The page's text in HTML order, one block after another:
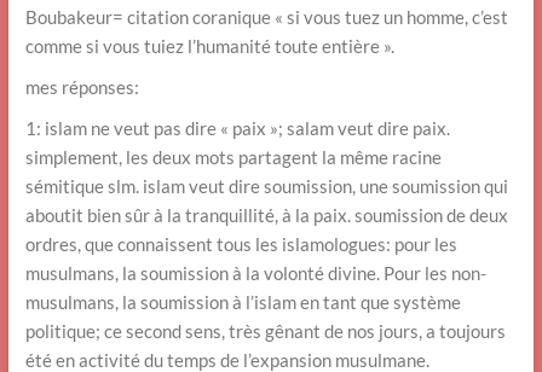
Boubakeur= citation coranique « si vous tuez un homme, c’est
comme si vous tuiez l’humanité toute entière ».
mes réponses:
1: islam ne veut pas dire « paix »; salam veut dire paix.
simplement, les deux mots partagent la même racine
sémitique slm. islam veut dire soumission, une soumission qui
aboutit bien sûr à la tranquillité, à la paix. soumission de deux
ordres, que connaissent tous les islamologues: pour les
musulmans, la soumission à la volonté divine. Pour les non-
musulmans, la soumission à l’islam en tant que système
politique; ce second sens, très gênant de nos jours, a toujours
été en activité du temps de l’expansion musulmane.